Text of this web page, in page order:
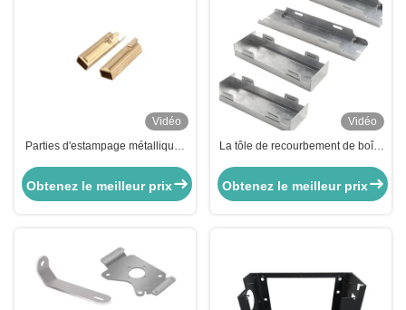
Vidéo
Parties d'estampage métalliques
Obtenez le meilleur prix
Vidéo
La tôle de recourbement de boîte
coutume emboutissant des
pièces d'acier inoxydable
Obtenez le meilleur prix